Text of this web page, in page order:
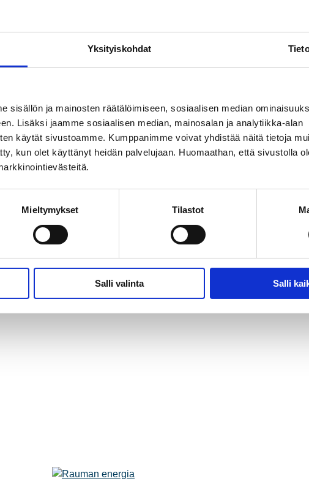
Yksityiskohdat
sisällön ja mainosten räätälöimiseen, sosiaalisen median
Lisäksi jaamme sosiaalisen median, mainosalan ja analytiikka-alan
käytät sivustoamme. Kumppanimme voivat yhdistää näitä tietoja
kun olet käyttänyt heidän palvelujaan. Huomaathan, että sivustolla
Mieltymykset Tilastot
Salli valinta Salli